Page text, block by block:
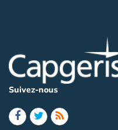
Suivez-nous